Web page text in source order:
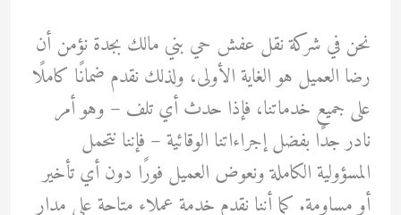
نحن في شركة نقل عفش حي بني مالك بجدة نؤمن أن
رضا العميل هو الغاية الأولى، ولذلك نقدم ضمانًا كاملًا
على جميع خدماتنا، فإذا حدث أي تلف – وهو أمر
نادر جدًا بفضل إجراءاتنا الوقائية – فإننا نتحمل
المسؤولية الكاملة ونعوض العميل فورًا دون أي تأخير
أو مساومة. كما أننا نقدم خدمة عملاء متاحة على مدار